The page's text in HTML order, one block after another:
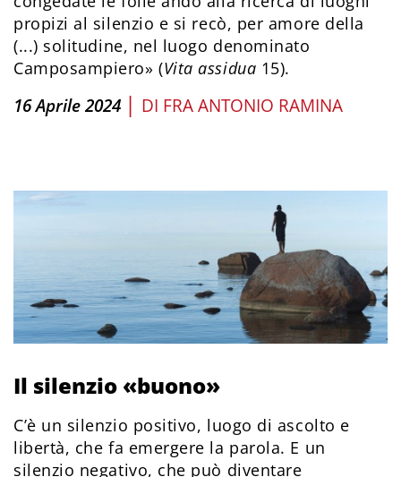
propizi al silenzio e si recò, per amore della
(...) solitudine, nel luogo denominato
Camposampiero» (Vita assidua 15).
16 Aprile 2024 | DI FRA ANTONIO RAMINA
Il silenzio «buono»
C’è un silenzio positivo, luogo di ascolto e
libertà, che fa emergere la parola. E un
silenzio negativo, che può diventare